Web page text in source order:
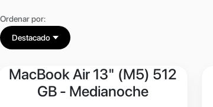
Ordenar por:
Destacado
MacBook Air 13" (M5) 512
GB - Medianoche